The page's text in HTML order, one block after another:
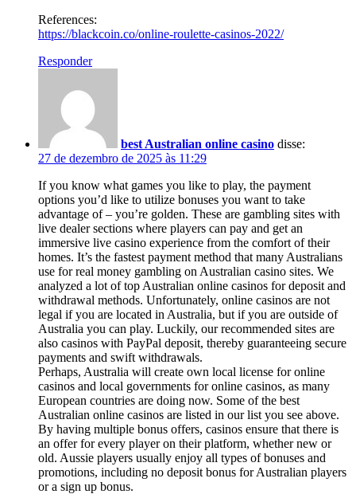
References:
https://blackcoin.co/online-roulette-casinos-2022/
Responder
best Australian online casino disse:
27 de dezembro de 2025 às 11:29
If you know what games you like to play, the payment
options you’d like to utilize bonuses you want to take
advantage of – you’re golden. These are gambling sites with
live dealer sections where players can pay and get an
immersive live casino experience from the comfort of their
homes. It’s the fastest payment method that many Australians
use for real money gambling on Australian casino sites. We
analyzed a lot of top Australian online casinos for deposit and
withdrawal methods. Unfortunately, online casinos are not
legal if you are located in Australia, but if you are outside of
Australia you can play. Luckily, our recommended sites are
also casinos with PayPal deposit, thereby guaranteeing secure
payments and swift withdrawals.
Perhaps, Australia will create own local license for online
casinos and local governments for online casinos, as many
European countries are doing now. Some of the best
Australian online casinos are listed in our list you see above.
By having multiple bonus offers, casinos ensure that there is
an offer for every player on their platform, whether new or
old. Aussie players usually enjoy all types of bonuses and
promotions, including no deposit bonus for Australian players
or a sign up bonus.